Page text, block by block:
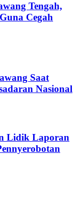
Tengah,
Cegah
Saat
Nasional
Lidik Laporan